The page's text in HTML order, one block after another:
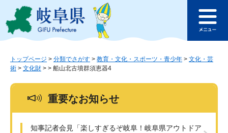
ジ
ュ
このページの本文へ
ュ
トップページ > 分類でさがす > 教育・文化・スポーツ・青少年 > 文化・芸
術 > 文化財 > > 船山北古墳群須恵器4
重要なお知らせ
知事記者会見「楽しすぎるぞ岐阜！岐阜県アウトドア